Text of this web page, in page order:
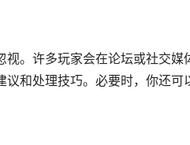
。许多玩家会在论坛或社交媒
和处理技巧。必要时，你还可